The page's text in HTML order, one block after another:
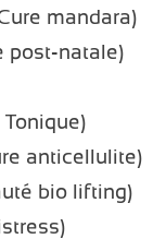
mandara)
post-natale)
anticellulite)
bio lifting)